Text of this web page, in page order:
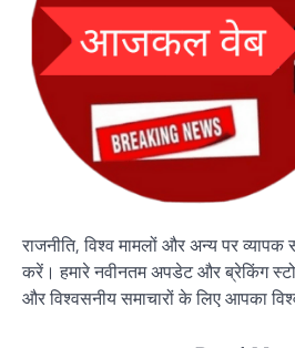
राजनीति, विश्व मामलों और अन्य पर
करें। हमारे नवीनतम अपडेट और ब्रेकिंग
और विश्वसनीय समाचारों के लिए आपका